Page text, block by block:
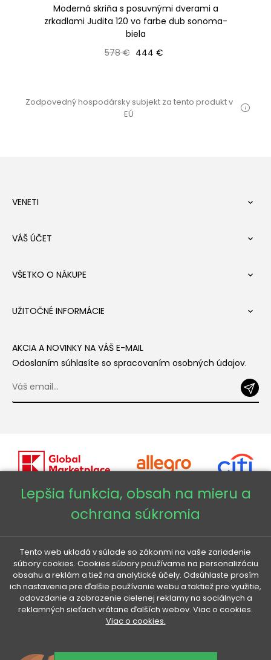
Moderná skriňa s posuvnými dverami a
zrkadlami Judita 120 vo farbe dub sonoma-
biela
Bežná cena
578 € Cena
444 €
Zodpovedný hospodársky subjekt za tento produkt v
EÚ
VENETI 
VÁŠ ÚČET 
VŠETKO O NÁKUPE 
UŽITOČNÉ INFORMÁCIE 
AKCIA A NOVINKY NA VÁŠ E-MAIL
Odoslaním súhlasíte so spracovaním osobných údajov.
Copyright © 2026 - Veneti™
Veneti SK
Veneti CZ
Veneti DE
Lepšia funkcia, obsah na mieru a
ochrana súkromia
Tento web ukladá v súlade so zákonmi na vaše zariadenie
súbory cookies. Cookies súbory používame na personalizáciu
obsahu a reklám a tiež na analytické účely. Odsúhlaste prosím
ich nastavenia pre ďalšie používanie webu a taktiež pre využitie,
odovzdanie a zobrazenie cielenej reklamy na sociálnych a
reklamných sieťach vrátane ďalších webov. Viac o cookies.
Viac o cookies.